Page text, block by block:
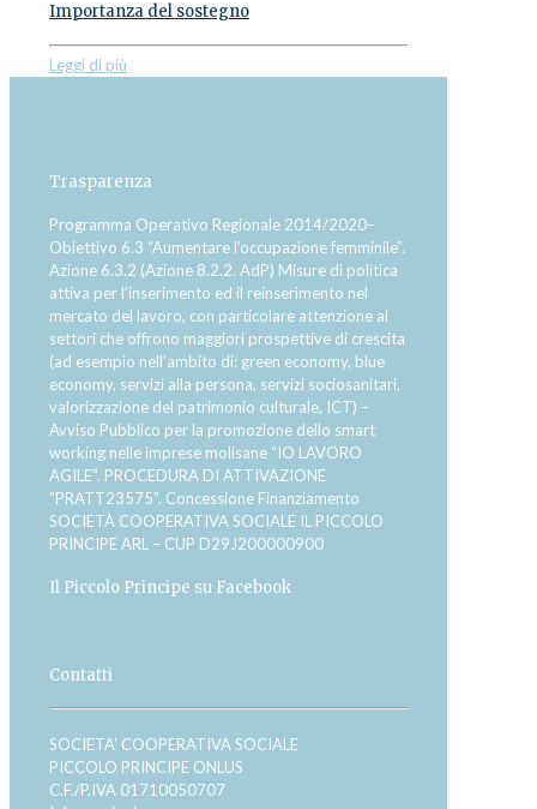
Importanza del sostegno
Leggi di più
Trasparenza
Programma Operativo Regionale 2014/2020–
Obiettivo 6.3 “Aumentare l’occupazione femminile”.
Azione 6.3.2 (Azione 8.2.2. AdP) Misure di politica
attiva per l’inserimento ed il reinserimento nel
mercato del lavoro, con particolare attenzione ai
settori che offrono maggiori prospettive di crescita
(ad esempio nell’ambito di: green economy, blue
economy, servizi alla persona, servizi sociosanitari,
valorizzazione del patrimonio culturale, ICT) –
Avviso Pubblico per la promozione dello smart
working nelle imprese molisane “IO LAVORO
AGILE”. PROCEDURA DI ATTIVAZIONE
"PRATT23575”. Concessione Finanziamento
SOCIETÀ COOPERATIVA SOCIALE IL PICCOLO
PRINCIPE ARL – CUP D29J200000900
Il Piccolo Principe su Facebook
Contatti
SOCIETA' COOPERATIVA SOCIALE
PICCOLO PRINCIPE ONLUS
C.F./P.IVA 01710050707